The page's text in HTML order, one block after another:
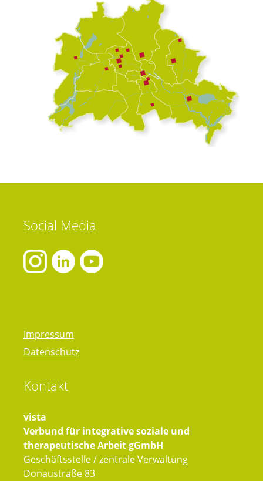
Social Media
Impressum
Datenschutz
Kontakt
vista
Verbund für integrative soziale und
therapeutische Arbeit gGmbH
Geschäftsstelle / zentrale Verwaltung
Donaustraße 83